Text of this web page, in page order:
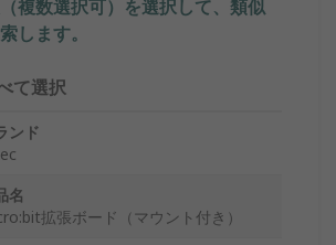
複数選択可）を選択して、類似
します。
て選択
ンド
名
拡張ボード（マウント付き）